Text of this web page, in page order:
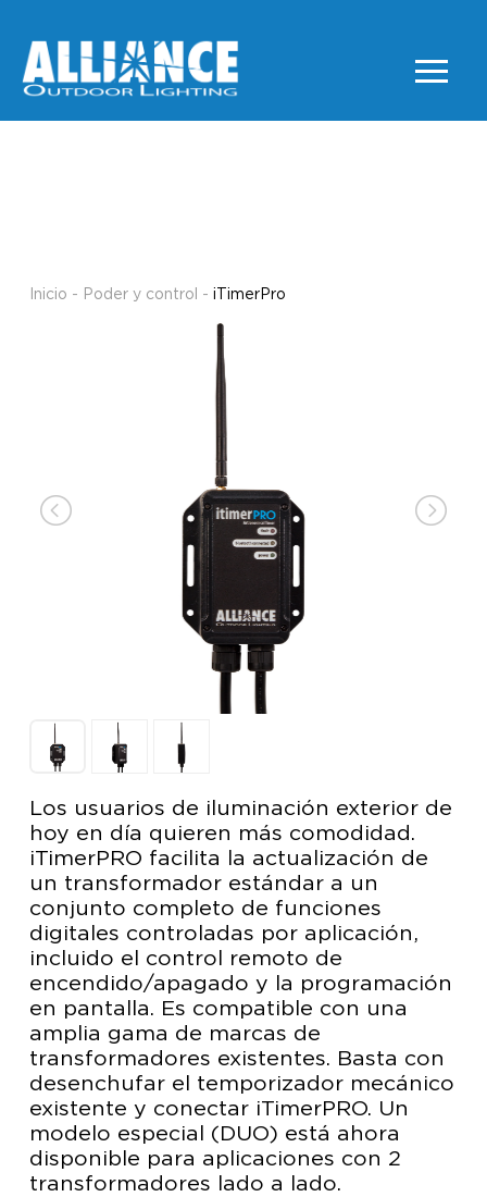
Inicio - Poder y control - iTimerPro
Los usuarios de iluminación exterior de
hoy en día quieren más comodidad.
iTimerPRO facilita la actualización de
un transformador estándar a un
conjunto completo de funciones
digitales controladas por aplicación,
incluido el control remoto de
encendido/apagado y la programación
en pantalla. Es compatible con una
amplia gama de marcas de
transformadores existentes. Basta con
desenchufar el temporizador mecánico
existente y conectar iTimerPRO. Un
modelo especial (DUO) está ahora
disponible para aplicaciones con 2
transformadores lado a lado.